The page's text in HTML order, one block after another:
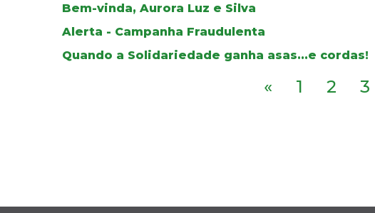
Bem-vinda, Aurora Luz e Silva
Alerta - Campanha Fraudulenta
Quando a Solidariedade ganha asas...e cordas!
« 1 2 3